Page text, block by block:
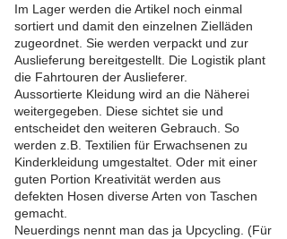
Im Lager werden die Artikel noch einmal
sortiert und damit den einzelnen Zielläden
zugeordnet. Sie werden verpackt und zur
Auslieferung bereitgestellt. Die Logistik plant
die Fahrtouren der Auslieferer.
Aussortierte Kleidung wird an die Näherei
weitergegeben. Diese sichtet sie und
entscheidet den weiteren Gebrauch. So
werden z.B. Textilien für Erwachsenen zu
Kinderkleidung umgestaltet. Oder mit einer
guten Portion Kreativität werden aus
defekten Hosen diverse Arten von Taschen
gemacht.
Neuerdings nennt man das ja Upcycling. (Für